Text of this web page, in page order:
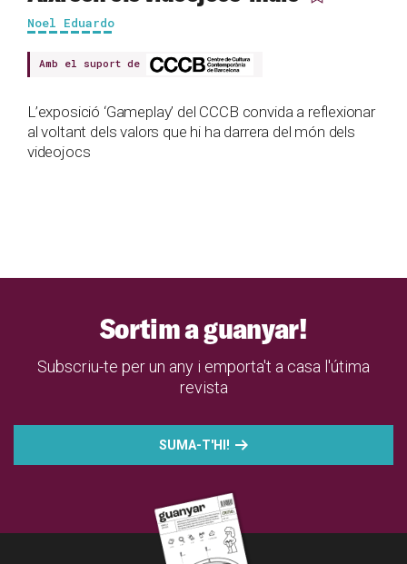
Noel Eduardo
Amb el suport de
L’exposició ‘Gameplay’ del CCCB convida a reflexionar
al voltant dels valors que hi ha darrera del món dels
videojocs
Sortim a guanyar!
Subscriu-te per un any i emporta't a casa l'útima
revista
SUMA-T'HI!